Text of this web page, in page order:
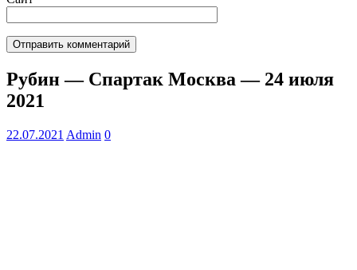
Рубин — Спартак Москва — 24 июля
2021
22.07.2021 Admin 0